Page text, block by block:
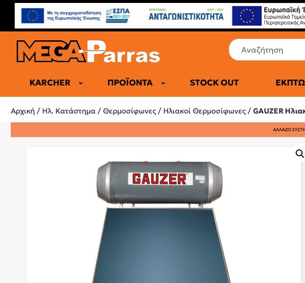
KARCHER ΠΡΟΪΌΝΤΑ
ΕΠΑΓΓΕΛΜΑΤΙΚΆ ΨΥΓΕΊΑ
STOCK OUT
Αρχική / Ηλ. Κατάστημα / Θερμοσίφωνες / Ηλιακοί Θερμοσίφωνες / GAUZER
ΑΛΛΑΖΩ